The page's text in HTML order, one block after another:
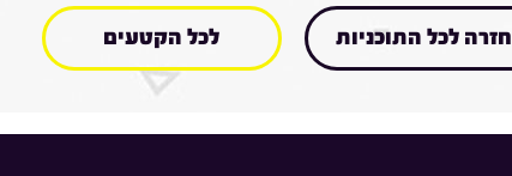
חזרה לכל התוכניות לכל הקטעים